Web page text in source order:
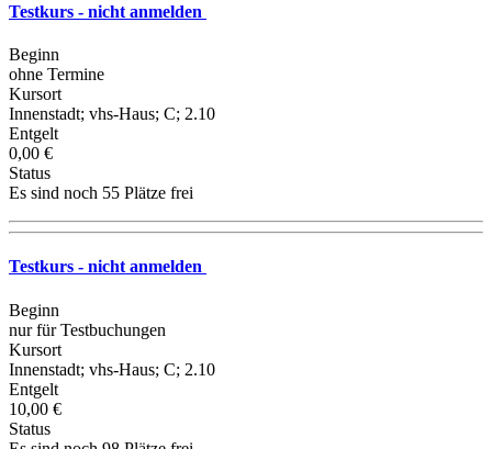
Testkurs - nicht anmelden
Beginn
ohne Termine
Kursort
Innenstadt; vhs-Haus; C; 2.10
Entgelt
0,00 €
Status
Es sind noch 55 Plätze frei
Testkurs - nicht anmelden
Beginn
nur für Testbuchungen
Kursort
Innenstadt; vhs-Haus; C; 2.10
Entgelt
10,00 €
Status